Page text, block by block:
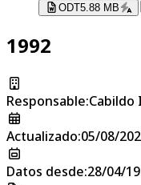
ODT5.88 MB
1992
Responsable:Cabildo
Actualizado:05/08/
Datos desde:28/04/